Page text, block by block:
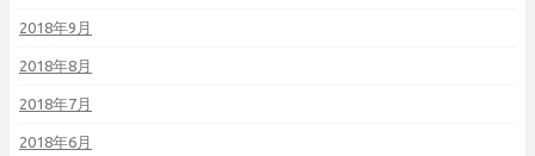
2018年9月
2018年8月
2018年7月
2018年6月